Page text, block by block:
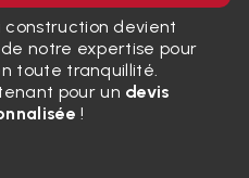
construction devient
notre expertise pour
toute tranquillité.
pour un devis
!